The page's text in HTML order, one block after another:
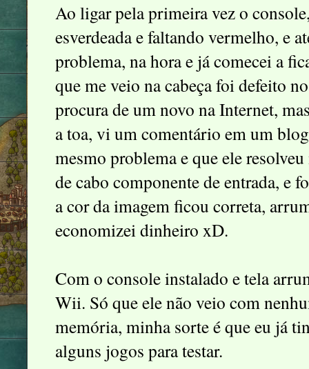
Ao ligar pela primeira vez o
esverdeada e faltando vermelho, e
problema, na hora e já comecei a
que me veio na cabeça foi defeito
procura de um novo na Internet,
a toa, vi um comentário em um
mesmo problema e que ele
de cabo componente de entrada, e
a cor da imagem ficou correta,
economizei dinheiro xD.
Com o console instalado e tela
Wii. Só que ele não veio com
memória, minha sorte é que eu já
alguns jogos para testar.